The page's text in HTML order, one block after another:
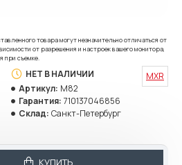
товара могут незначительно отличаться от
от разрешения и настроек вашего монитора,
при съемке.
НЕТ В НАЛИЧИИ
Артикул: M82
Гарантия: 710137046856
Склад: Санкт-Петербург
MXR
КУПИТЬ